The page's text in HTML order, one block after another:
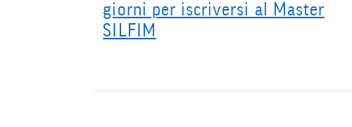
giorni per iscriversi al Master
SILFIM